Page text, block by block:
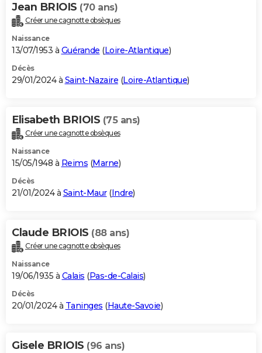
Jean BRIOIS (70 ans)
Créer une cagnotte obsèques
Naissance
13/07/1953 à Guérande (Loire-Atlantique)
Décès
29/01/2024 à Saint-Nazaire (Loire-Atlantique)
Elisabeth BRIOIS (75 ans)
Créer une cagnotte obsèques
Naissance
15/05/1948 à Reims (Marne)
Décès
21/01/2024 à Saint-Maur(Indre)
Claude BRIOIS (88 ans)
Créer une cagnotte obsèques
Naissance
19/06/1935 à Calais (Pas-de-Calais)
Décès
20/01/2024 à Taninges (Haute-Savoie)
Gisele BRIOIS (96 ans)